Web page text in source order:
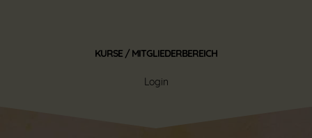
KURSE / MITGLIEDERBEREICH
Login